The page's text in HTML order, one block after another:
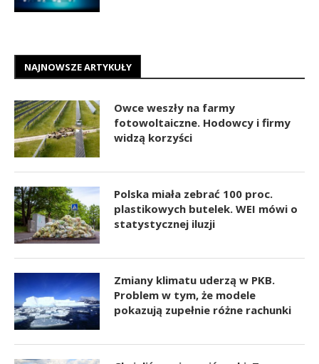
NAJNOWSZE ARTYKUŁY
Owce weszły na farmy
fotowoltaiczne. Hodowcy i firmy
widzą korzyści
Polska miała zebrać 100 proc.
plastikowych butelek. WEI mówi o
statystycznej iluzji
Zmiany klimatu uderzą w PKB.
Problem w tym, że modele
pokazują zupełnie różne rachunki